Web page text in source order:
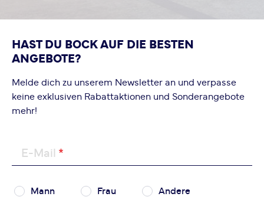
HAST DU BOCK AUF DIE BESTEN
ANGEBOTE?
Melde dich zu unserem Newsletter an und verpasse
keine exklusiven Rabattaktionen und Sonderangebote
mehr!
E-Mail
Mann Frau Andere